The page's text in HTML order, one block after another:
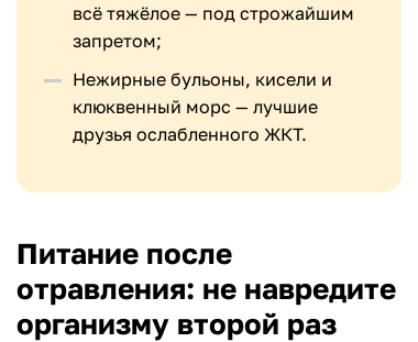
всё тяжёлое — под строжайшим
запретом;
Нежирные бульоны, кисели и
клюквенный морс — лучшие
друзья ослабленного ЖКТ.
Питание после
отравления: не навредите
организму второй раз